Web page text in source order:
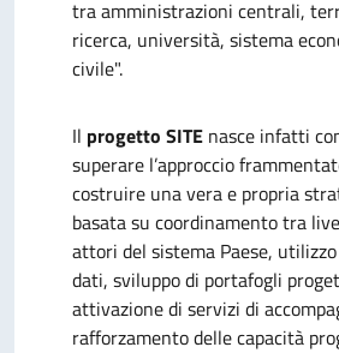
tra amministrazioni centrali,
ricerca, università, sistema
civile".
Il progetto SITE nasce infatti
superare l’approccio
costruire una vera e propria
basata su coordinamento tra
attori del sistema Paese,
dati, sviluppo di portafogli
attivazione di servizi di
rafforzamento delle capacità